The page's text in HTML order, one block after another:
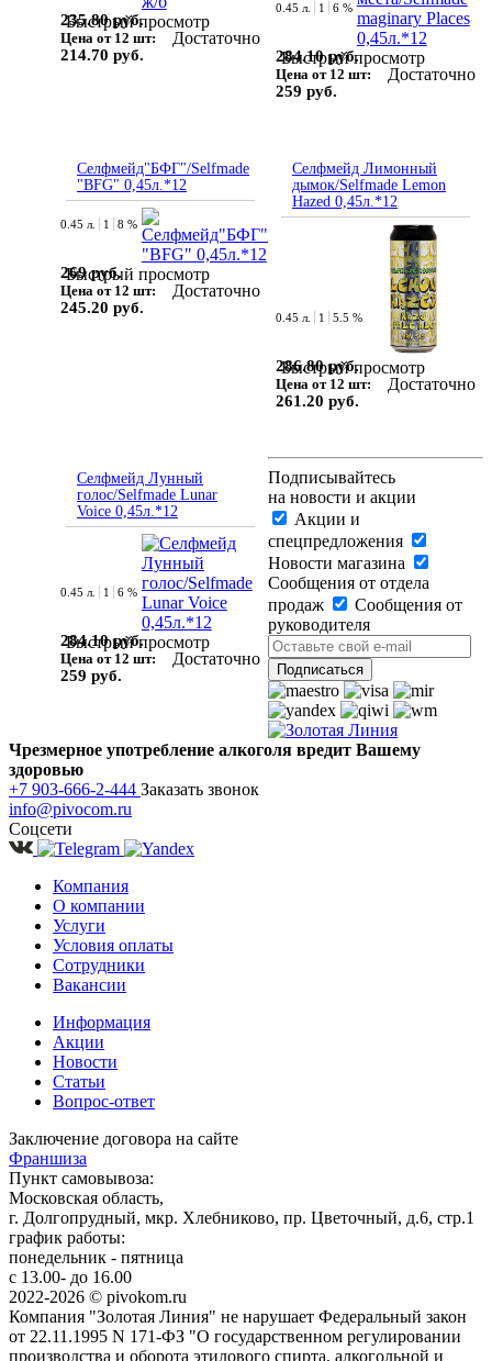
Быстрый просмотр
235.80 руб.
Цена от 12 шт:
214.70 руб.
Достаточно
Быстрый просмотр
0.45 л. 1 6 %
284.10 руб.
Цена от 12 шт:
259 руб.
Достаточно
Селфмейд"БФГ"/Selfmade
"BFG" 0,45л.*12
Быстрый просмотр
0.45 л. 1 8 %
269 руб.
Цена от 12 шт:
245.20 руб.
Достаточно
Селфмейд Лимонный
дымок/Selfmade Lemon
Hazed 0,45л.*12
Быстрый просмотр
0.45 л. 1 5.5 %
286.80 руб.
Цена от 12 шт:
261.20 руб.
Достаточно
Селфмейд Лунный
голос/Selfmade Lunar
Voice 0,45л.*12
Быстрый просмотр
0.45 л. 1 6 %
284.10 руб.
Цена от 12 шт:
259 руб.
Достаточно
Подписывайтесь
на новости и акции
Акции и
спецпредложения
Новости магазина
Сообщения от отдела
продаж
Сообщения от
руководителя
Чрезмерное употребление алкоголя вредит Вашему
здоровью
+7 903-666-2-444 Заказать звонок
info@pivocom.ru
Соцсети
Компания
О компании
Услуги
Условия оплаты
Сотрудники
Вакансии
Информация
Акции
Новости
Статьи
Вопрос-ответ
Заключение договора на сайте
Франшиза
Пункт самовывоза:
Московская область,
г. Долгопрудный, мкр. Хлебниково, пр. Цветочный, д.6, стр.1
график работы:
понедельник - пятница
с 13.00- до 16.00
2022-2026 © pivokom.ru
Компания "Золотая Линия" не нарушает Федеральный закон
от 22.11.1995 N 171-ФЗ "О государственном регулировании
производства и оборота этилового спирта, алкогольной и